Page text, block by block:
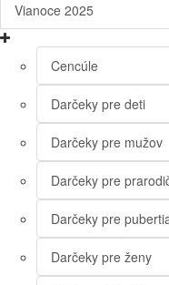
Vianoce 2025
Cencúle
Darčeky pre deti
Darčeky pre mužov
Darčeky pre
Darčeky pre
Darčeky pre ženy